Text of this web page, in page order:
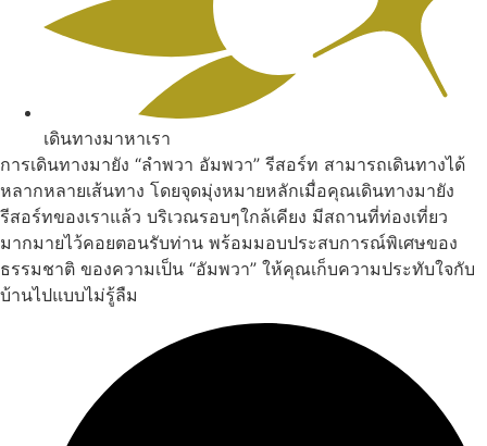
เดินทางมาหาเรา
การเดินทางมายัง “ลำพวา อัมพวา” รีสอร์ท สามารถเดินทางได้
หลากหลายเส้นทาง โดยจุดมุ่งหมายหลักเมื่อคุณเดินทางมายัง
รีสอร์ทของเราแล้ว บริเวณรอบๆใกล้เคียง มีสถานที่ท่องเที่ยว
มากมายไว้คอยตอนรับท่าน พร้อมมอบประสบการณ์พิเศษของ
ธรรมชาติ ของความเป็น “อัมพวา” ให้คุณเก็บความประทับใจกับ
บ้านไปแบบไม่รู้ลืม